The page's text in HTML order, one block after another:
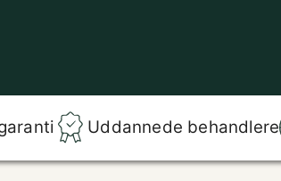
Uddannede behandlere